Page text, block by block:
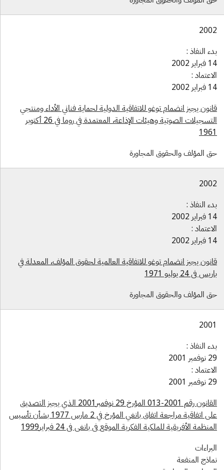
النفاذ :
:
يجيز انضمام توغو للاتفاقية الدولية لحماية فناني الأداء ومنتجي
التسجيلات الصوتية وهيئات الإذاعة، المعتمدة في روما في 26 أكتوبر
المؤلف والحقوق المجاورة
النفاذ :
:
يجيز انضمام توغو للاتفاقية العالمية لحقوق المؤلف، المعدلة في
في 24 يوليو 1971
المؤلف والحقوق المجاورة
النفاذ :
:
القانون رقم 2001-013 المؤرخ 29 نوفمبر2001 الذي يجيز التصديق
على اتفاقية مراجعة اتفاق بانغي المؤرخ في 2 مارس 1977 بشأن تأسيس
الأفريقية للملكية الفكرية الموقع في بانغي في 24 فبراير1999
المنفعة